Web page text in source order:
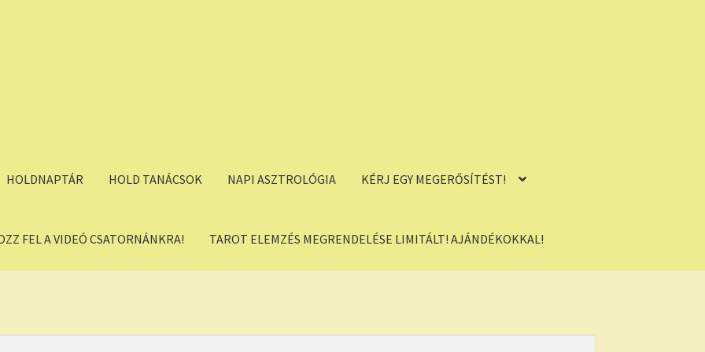
HOLDNAPTÁR HOLD TANÁCSOK NAPI ASZTROLÓGIA KÉRJ EGY MEGERŐSÍTÉST!
FEL A VIDEÓ CSATORNÁNKRA! TAROT ELEMZÉS MEGRENDELÉSE LIMITÁLT! AJÁNDÉKOKKAL!